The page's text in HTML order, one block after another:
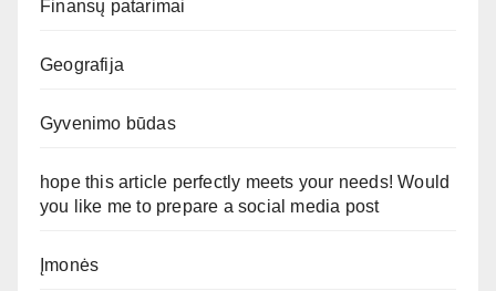
Finansų patarimai
Geografija
Gyvenimo būdas
hope this article perfectly meets your needs! Would
you like me to prepare a social media post
Įmonės